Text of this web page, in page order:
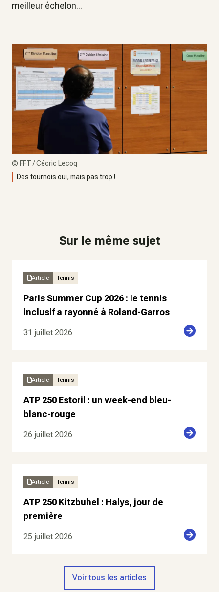
meilleur échelon...
© FFT / Cécric Lecoq
Des tournois oui, mais pas trop !
Sur le même sujet
Article Tennis
Paris Summer Cup 2026 : le tennis
inclusif a rayonné à Roland-Garros
31 juillet 2026
Article Tennis
ATP 250 Estoril : un week-end bleu-
blanc-rouge
26 juillet 2026
Article Tennis
ATP 250 Kitzbuhel : Halys, jour de
première
25 juillet 2026
Voir tous les articles